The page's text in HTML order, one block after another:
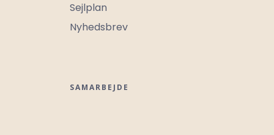
Sejlplan
Nyhedsbrev
SAMARBEJDE